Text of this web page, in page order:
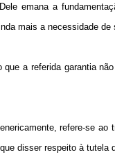
emana a
mais a necessidade
que a referida garantia
refere-se
disser respeito à tutela